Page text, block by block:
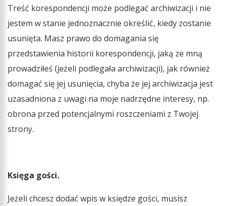
Treść korespondencji może podlegać archiwizacji i nie
jestem w stanie jednoznacznie określić, kiedy zostanie
usunięta. Masz prawo do domagania się
przedstawienia historii korespondencji, jaką ze mną
prowadziłeś (jeżeli podlegała archiwizacji), jak również
domagać się jej usunięcia, chyba że jej archiwizacja jest
uzasadniona z uwagi na moje nadrzędne interesy, np.
obrona przed potencjalnymi roszczeniami z Twojej
strony.
Księga gości.
Jeżeli chcesz dodać wpis w księdze gości, musisz